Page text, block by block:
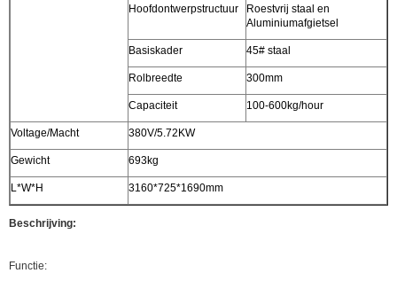
Hoofdontwerpstructuur
Roestvrij staal en
Aluminiumafgietsel
Basiskader 45# staal
Rolbreedte 300mm
Capaciteit 100-600kg/hour
Voltage/Macht 380V/5.72KW
Gewicht 693kg
L*W*H 3160*725*1690mm
Beschrijving:
Functie: